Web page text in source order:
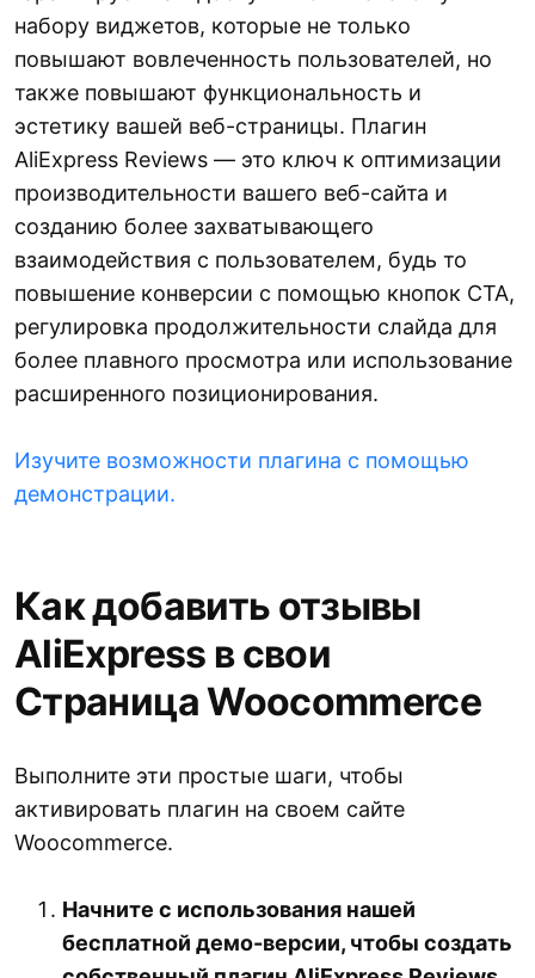
набору виджетов, которые не только
повышают вовлеченность пользователей, но
также повышают функциональность и
эстетику вашей веб-страницы. Плагин
AliExpress Reviews — это ключ к оптимизации
производительности вашего веб-сайта и
созданию более захватывающего
взаимодействия с пользователем, будь то
повышение конверсии с помощью кнопок CTA,
регулировка продолжительности слайда для
более плавного просмотра или использование
расширенного позиционирования.
Изучите возможности плагина с помощью
демонстрации.
Как добавить отзывы
AliExpress в свои
Страница Woocommerce
Выполните эти простые шаги, чтобы
активировать плагин на своем сайте
Woocommerce.
Начните с использования нашей
бесплатной демо-версии, чтобы создать